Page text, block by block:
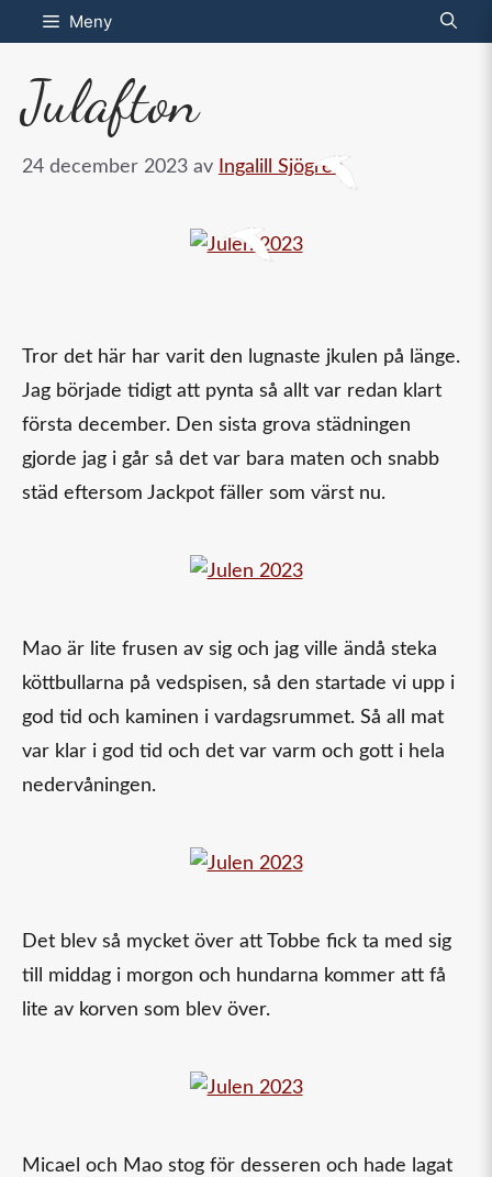
Hoppa
till
innehåll
Meny
Julafton
24 december 2023 av Ingalill Sjögren
Tror det här har varit den lugnaste jkulen på länge.
Jag började tidigt att pynta så allt var redan klart
första december. Den sista grova städningen
gjorde jag i går så det var bara maten och snabb
städ eftersom Jackpot fäller som värst nu.
Mao är lite frusen av sig och jag ville ändå steka
köttbullarna på vedspisen, så den startade vi upp i
god tid och kaminen i vardagsrummet. Så all mat
var klar i god tid och det var varm och gott i hela
nedervåningen.
Det blev så mycket över att Tobbe fick ta med sig
till middag i morgon och hundarna kommer att få
lite av korven som blev över.
Micael och Mao stog för desseren och hade lagat